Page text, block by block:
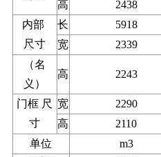
高
2438
内部
尺寸
长 5918
宽
2339
（名
义）
高 2243
门框 尺
寸
宽 2290
高
2110
单位
m3